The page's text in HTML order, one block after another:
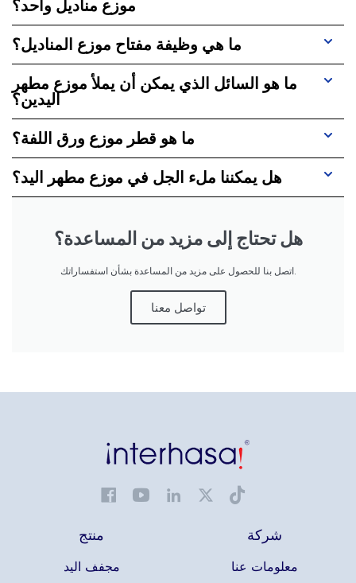
موزع مناديل واحد؟
ما هي وظيفة مفتاح موزع المناديل؟
ما هو السائل الذي يمكن أن يملأ موزع مطهر
اليدين؟
ما هو قطر موزع ورق اللفة؟
هل يمكننا ملء الجل في موزع مطهر اليد؟
هل تحتاج إلى مزيد من المساعدة؟
اتصل بنا للحصول على مزيد من المساعدة بشأن استفساراتك.
تواصل معنا
منتج
مجفف اليد
شركة
معلومات عنا